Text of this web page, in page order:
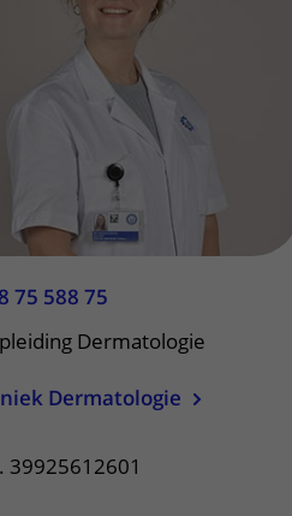
patiëntgegevens
75 588 75
Dermatologie
Dermatologie
39925612601